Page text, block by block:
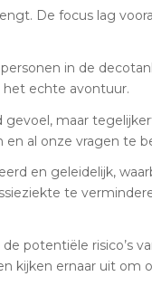
De focus lag
in de
het echte avontuur.
maar
al onze vragen te
en geleidelijk,
te
potentiële risico’s
kijken ernaar uit om